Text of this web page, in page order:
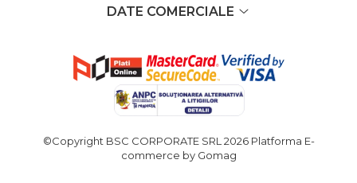
DATE COMERCIALE
©Copyright BSC CORPORATE SRL 2026 Platforma E-
commerce by Gomag